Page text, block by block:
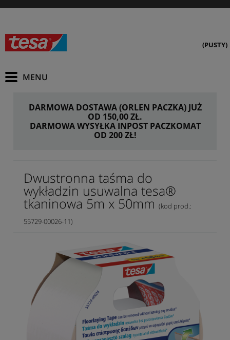
(PUSTY)
DARMOWA DOSTAWA (ORLEN PACZKA) JUŻ
OD 150,00 ZŁ.
DARMOWA WYSYŁKA INPOST PACZKOMAT
OD 200 ZŁ!
Dwustronna taśma do
wykładzin usuwalna tesa®
tkaninowa 5m x 50mm (kod prod.:
55729-00026-11)